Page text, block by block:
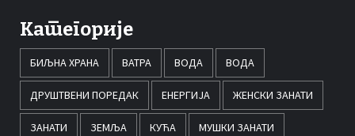
Категорије
БИЉНА ХРАНА ВАТРА ВОДА ВОДА
ДРУШТВЕНИ ПОРЕДАК ЕНЕРГИЈА ЖЕНСКИ ЗАНАТИ
ЗАНАТИ ЗЕМЉА КУЋА МУШКИ ЗАНАТИ